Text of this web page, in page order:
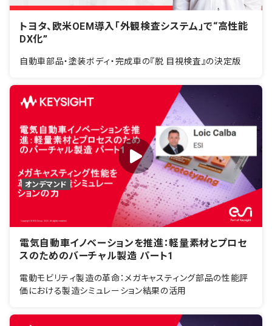
トヨタ、欧米OEM導入「外観検査システム」で“高性能
DX化”
自動車部品・塗装ボディ・完成車の『脱 目視検査』の決定版
オンデマンド
電気自動車イノベーションを推進：軽量素材とプロセ
スのためのバーチャル製造 パート1
電動モビリティ製造の革命：メガキャスティング部品の性能評
価における製造シミュレーション結果の活用